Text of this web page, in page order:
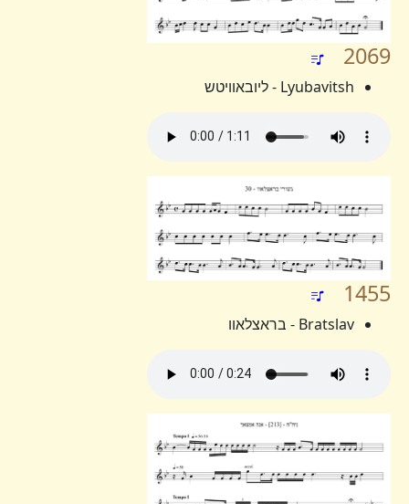
2069
Lyubavitsh - ליובאוויטש
1455
Bratslav - בראצלאוו